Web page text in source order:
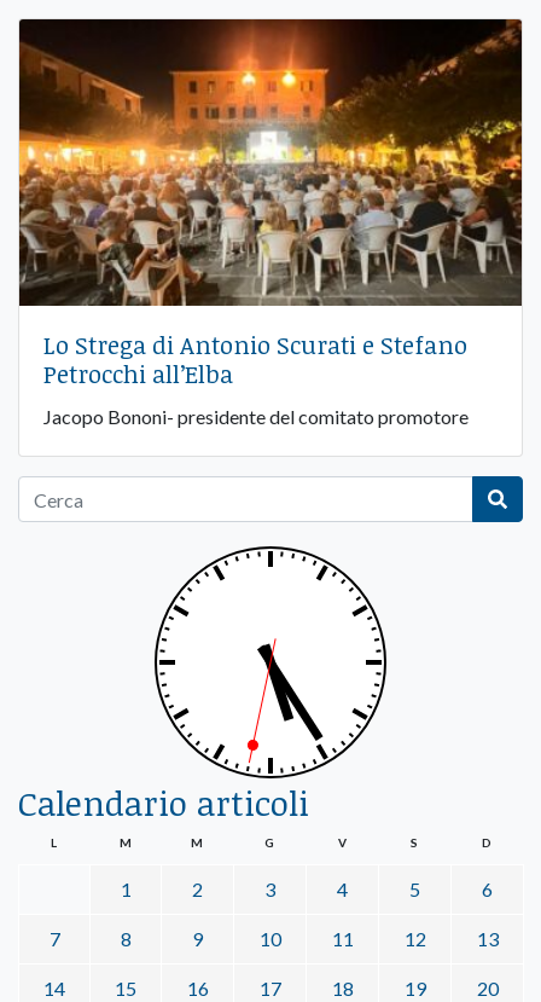
Lo Strega di Antonio Scurati e Stefano
Petrocchi all’Elba
Jacopo Bononi- presidente del comitato promotore
Calendario articoli
L M M G V S D
1 2 3 4 5 6
7 8 9 10 11 12 13
14 15 16 17 18 19 20